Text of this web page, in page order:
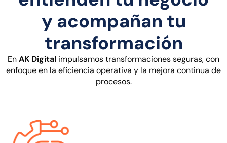
y acompañan tu
transformación
EnAK Digital impulsamos transformaciones seguras, con
enfoque en la eficiencia operativa y la mejora continua de
procesos.